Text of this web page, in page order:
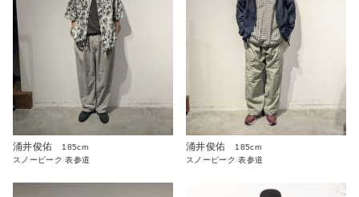
涌井俊佑
185cm
スノーピーク 表参道
涌井俊佑
185cm
スノーピーク 表参道